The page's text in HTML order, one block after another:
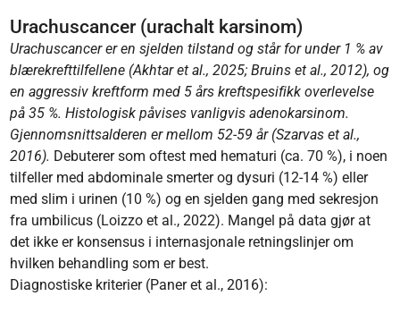
Urachuscancer (urachalt karsinom)
Urachuscancer er en sjelden tilstand og står for under 1 % av
blærekrefttilfellene (Akhtar et al., 2025; Bruins et al., 2012), og
en aggressiv kreftform med 5 års kreftspesifikk overlevelse
på 35 %. Histologisk påvises vanligvis adenokarsinom.
Gjennomsnittsalderen er mellom 52-59 år (Szarvas et al.,
2016). Debuterer som oftest med hematuri (ca. 70 %), i noen
tilfeller med abdominale smerter og dysuri (12-14 %) eller
med slim i urinen (10 %) og en sjelden gang med sekresjon
fra umbilicus (Loizzo et al., 2022). Mangel på data gjør at
det ikke er konsensus i internasjonale retningslinjer om
hvilken behandling som er best.
Diagnostiske kriterier (Paner et al., 2016):